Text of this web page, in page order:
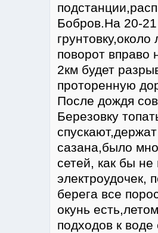
Бобров.На 20-21
поворот вправо
2км будет
проторенную
После дождя
Березовку
сазана,было
сетей, как бы не
электроудочек,
берега все
окунь
подходов к